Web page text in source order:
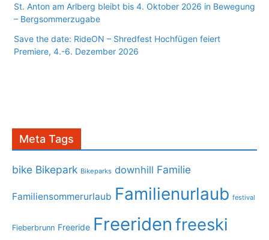
St. Anton am Arlberg bleibt bis 4. Oktober 2026 in Bewegung
– Bergsommerzugabe
Save the date: RideON – Shredfest Hochfügen feiert
Premiere, 4.-6. Dezember 2026
Meta Tags
bike Bikepark Bikeparks downhill Familie
Familiensommerurlaub Familienurlaub festival
Fieberbrunn Freeride Freeriden freeski